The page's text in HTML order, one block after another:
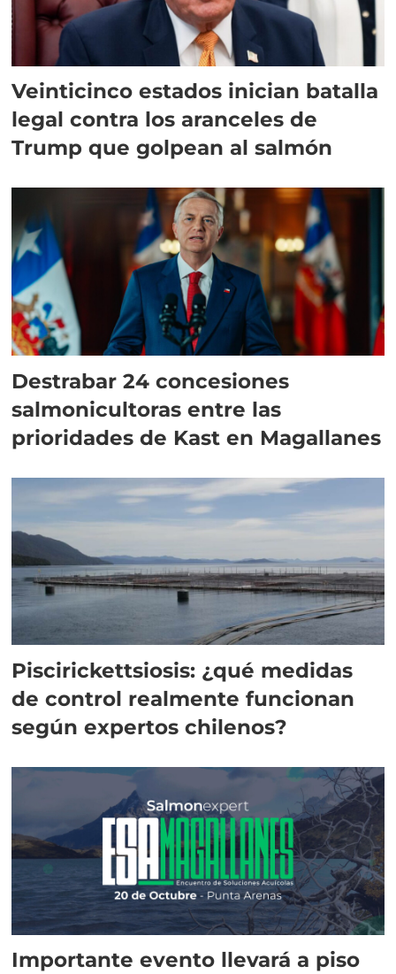
Veinticinco estados inician batalla
legal contra los aranceles de
Trump que golpean al salmón
Destrabar 24 concesiones
salmonicultoras entre las
prioridades de Kast en Magallanes
Piscirickettsiosis: ¿qué medidas
de control realmente funcionan
según expertos chilenos?
Importante evento llevará a piso